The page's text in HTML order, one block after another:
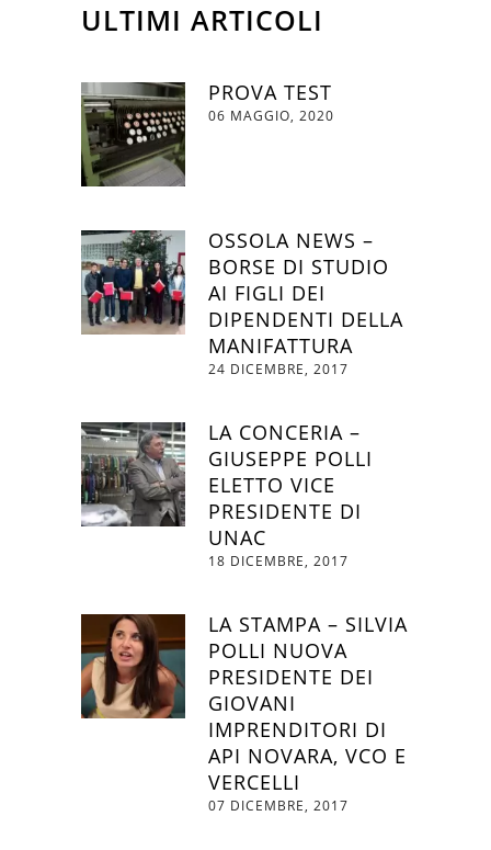
ULTIMI ARTICOLI
PROVA TEST
06 MAGGIO, 2020
OSSOLA NEWS –
BORSE DI STUDIO
AI FIGLI DEI
DIPENDENTI DELLA
MANIFATTURA
24 DICEMBRE, 2017
LA CONCERIA –
GIUSEPPE POLLI
ELETTO VICE
PRESIDENTE DI
UNAC
18 DICEMBRE, 2017
LA STAMPA – SILVIA
POLLI NUOVA
PRESIDENTE DEI
GIOVANI
IMPRENDITORI DI
API NOVARA, VCO E
VERCELLI
07 DICEMBRE, 2017